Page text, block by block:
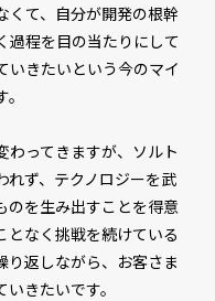
くて、自分が開発の根幹
過程を目の当たりにして
いきたいという今のマイ
わってきますが、ソルト
れず、テクノロジーを武
のを生み出すことを得意
となく挑戦を続けている
り返しながら、お客さま
きたいです。